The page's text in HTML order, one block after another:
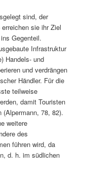
sind, der
sie ihr Ziel
Gegenteil.
Infrastruktur
Handels- und
und verdrängen
Händler. Für die
teilweise
damit Touristen
(Alpermann, 78, 82).
weitere
des
führen wird, da
d. h. im südlichen